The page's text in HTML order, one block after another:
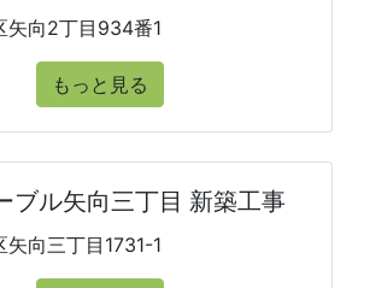
矢向2丁目934番1
もっと見る
ブル矢向三丁目 新築工事
矢向三丁目1731-1